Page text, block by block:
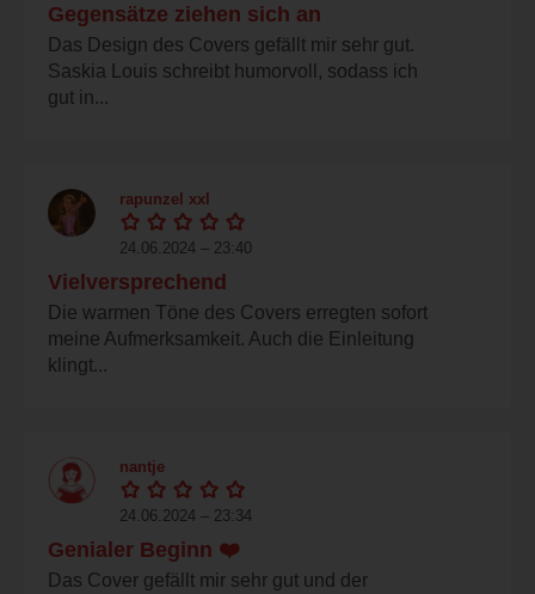
Gegensätze ziehen sich an
Das Design des Covers gefällt mir sehr gut.
Saskia Louis schreibt humorvoll, sodass ich
gut in...
rapunzel xxl
24.06.2024 – 23:40
Vielversprechend
Die warmen Töne des Covers erregten sofort
meine Aufmerksamkeit. Auch die Einleitung
klingt...
nantje
24.06.2024 – 23:34
Genialer Beginn ❤️
Das Cover gefällt mir sehr gut und der